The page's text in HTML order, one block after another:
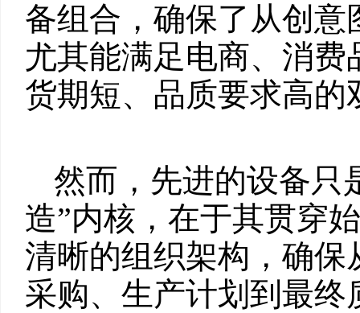
备组合，确保了从创
尤其能满足电商、消
货期短、品质要求高的
然而，先进的设备只
造”内核，在于其贯穿
清晰的组织架构，确
采购、生产计划到最